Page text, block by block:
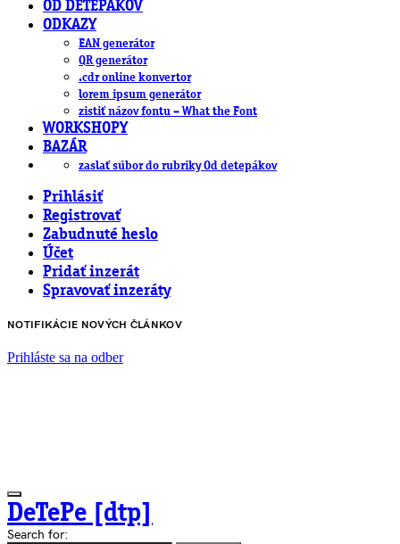
OD DETEPÁKOV
ODKAZY
EAN generátor
QR generátor
.cdr online konvertor
lorem ipsum generátor
zistiť názov fontu – What the Font
WORKSHOPY
BAZÁR
zaslať súbor do rubriky Od detepákov
Prihlásiť
Registrovať
Zabudnuté heslo
Účet
Pridať inzerát
Spravovať inzeráty
NOTIFIKÁCIE NOVÝCH ČLÁNKOV
Prihláste sa na odber
DeTePe [dtp]
Search for: